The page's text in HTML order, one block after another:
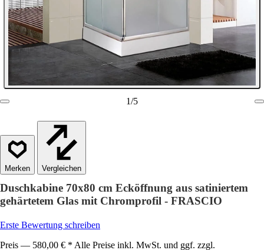
1/5
Vergleichen
Duschkabine 70x80 cm Ecköffnung aus satiniertem
gehärtetem Glas mit Chromprofil - FRASCIO
Erste Bewertung schreiben
Preis — 580,00 € * Alle Preise inkl. MwSt. und ggf. zzgl.